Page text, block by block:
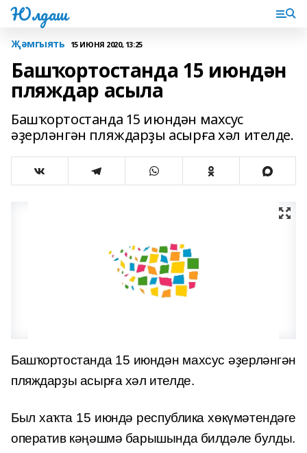
Юлдаш
Җәмгыять 15 ИЮНЯ 2020, 13:25
Башҡортостанда 15 июндән
пляждар асыла
Башҡортостанда 15 июндән махсус
әҙерләнгән пляждарҙы асырға хәл ителде.
Башҡортостанда 15 июндән махсус әҙерләнгән
пляждарҙы асырға хәл ителде.
Был хаҡта 15 июндә республика хөкүмәтендәге
оператив кәңәшмә барышында билдәле булды.